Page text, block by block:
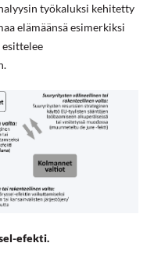
työkaluksi kehitetty
elämäänsä esimerkiksi
efekti.